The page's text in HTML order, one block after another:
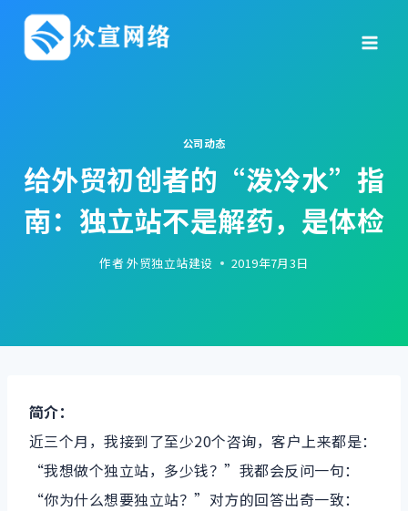
公司动态
给外贸初创者的“泼冷水”指
南：独立站不是解药，是体检
作者 外贸独立站建设 2019年7月3日
简介：
近三个月，我接到了至少20个咨询，客户上来都是：
“我想做个独立站，多少钱？”我都会反问一句：
“你为什么想要独立站？”对方的回答出奇一致：